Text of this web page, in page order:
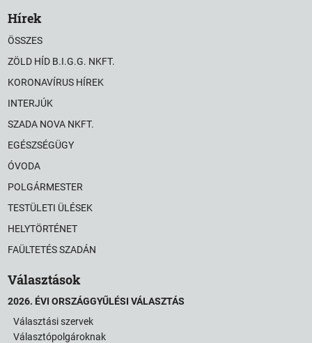
Hírek
ÖSSZES
ZÖLD HÍD B.I.G.G. NKFT.
KORONAVÍRUS HÍREK
INTERJÚK
SZADA NOVA NKFT.
EGÉSZSÉGÜGY
ÓVODA
POLGÁRMESTER
TESTÜLETI ÜLÉSEK
HELYTÖRTÉNET
FAÜLTETÉS SZADÁN
Választások
2026. ÉVI ORSZÁGGYŰLÉSI VÁLASZTÁS
Választási szervek
Választópolgároknak